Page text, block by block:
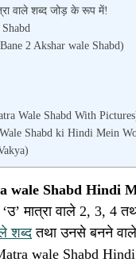
वाले शब्द जोड़ के रूप में!
2 Akshar wale Shabd)
Wale Shabd With
Shabd ki Hindi Mein
wale Shabd Hindi
मात्रा वाले 2, 3, 4
शब्दतथा उनसे बनने वाले
Matra wale Shabd